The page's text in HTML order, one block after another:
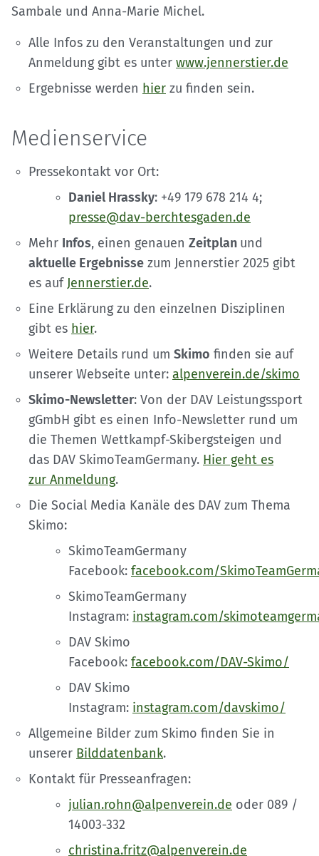
Sambale und Anna-Marie Michel.
Alle Infos zu den Veranstaltungen und zur
Anmeldung gibt es unter www.jennerstier.de
Ergebnisse werden hier zu finden sein.
Medienservice
Pressekontakt vor Ort:
Daniel Hrassky: +49 179 678 214 4;
presse@dav-berchtesgaden.de
Mehr Infos, einen genauen Zeitplan und
aktuelle Ergebnisse zum Jennerstier 2025 gibt
es auf Jennerstier.de.
Eine Erklärung zu den einzelnen Disziplinen
gibt es hier.
Weitere Details rund um Skimo finden sie auf
unserer Webseite unter: alpenverein.de/skimo
Skimo-Newsletter: Von der DAV Leistungssport
gGmbH gibt es einen Info-Newsletter rund um
die Themen Wettkampf-Skibergsteigen und
das DAV SkimoTeamGermany. Hier geht es
zur Anmeldung.
Die Social Media Kanäle des DAV zum Thema
Skimo:
SkimoTeamGermany
Facebook: facebook.com/
SkimoTeamGermany
Instagram: instagram.com/
DAV Skimo
Facebook: facebook.com/DAV-Skimo/
DAV Skimo
Instagram: instagram.com/davskimo/
Allgemeine Bilder zum Skimo finden Sie in
unserer Bilddatenbank.
Kontakt für Presseanfragen:
julian.rohn@alpenverein.de oder 089 /
14003-332
christina.fritz@alpenverein.de